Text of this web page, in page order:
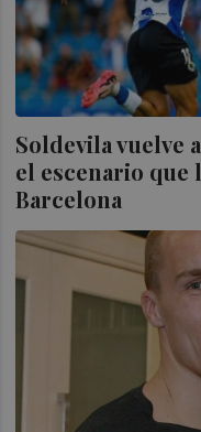
Soldevila vuelve
el escenario que
Barcelona